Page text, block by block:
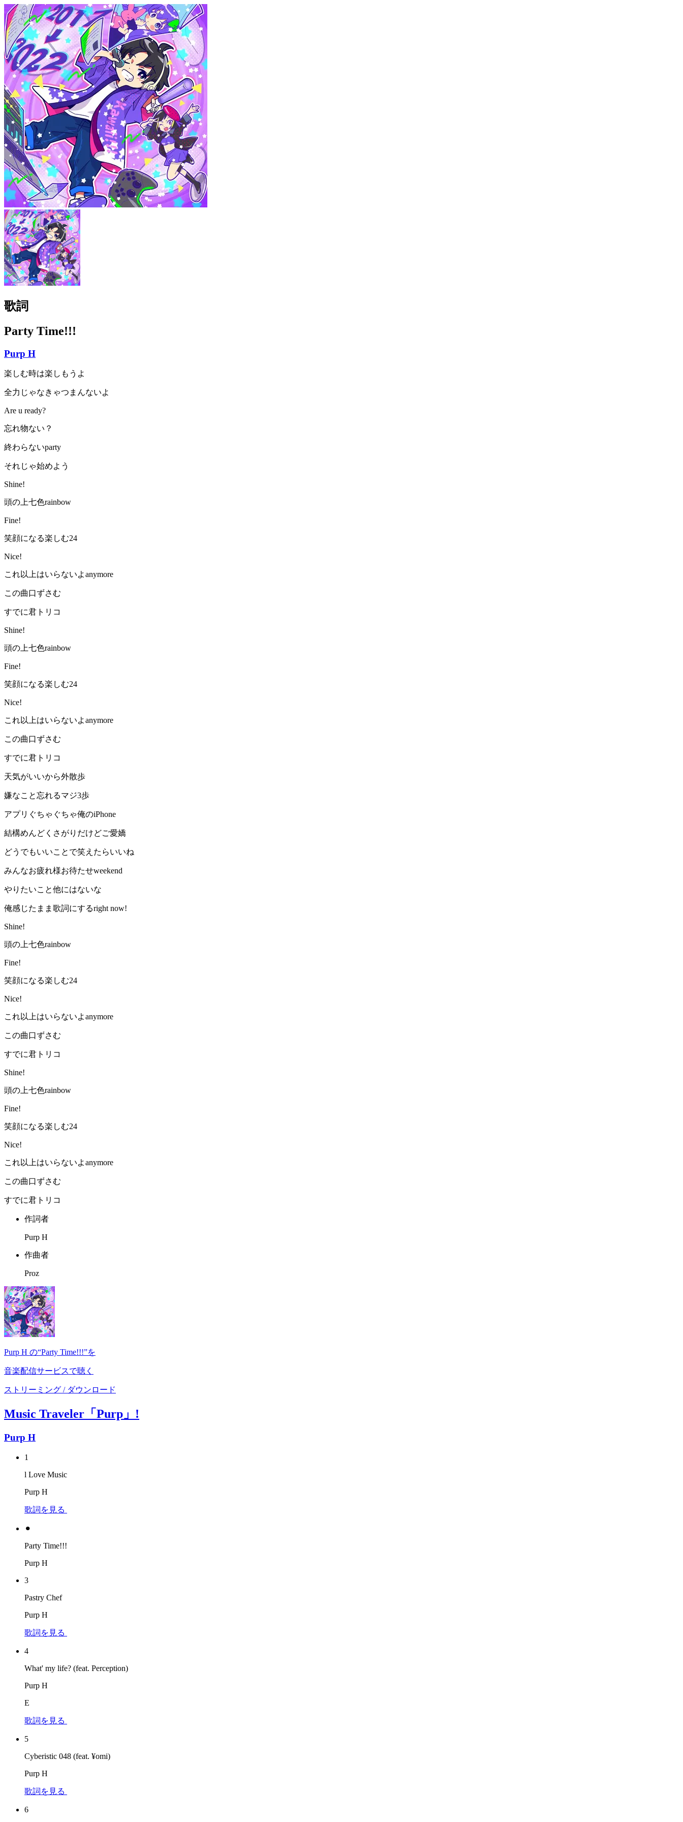
歌詞
Party Time!!!
Purp H
楽しむ時は楽しもうよ
全力じゃなきゃつまんないよ
Are u ready?
忘れ物ない？
終わらないparty
それじゃ始めよう
Shine!
頭の上七色rainbow
Fine!
笑顔になる楽しむ24
Nice!
これ以上はいらないよanymore
この曲口ずさむ
すでに君トリコ
Shine!
頭の上七色rainbow
Fine!
笑顔になる楽しむ24
Nice!
これ以上はいらないよanymore
この曲口ずさむ
すでに君トリコ
天気がいいから外散歩
嫌なこと忘れるマジ3歩
アプリぐちゃぐちゃ俺のiPhone
結構めんどくさがりだけどご愛嬌
どうでもいいことで笑えたらいいね
みんなお疲れ様お待たせweekend
やりたいこと他にはないな
俺感じたまま歌詞にするright now!
Shine!
頭の上七色rainbow
Fine!
笑顔になる楽しむ24
Nice!
これ以上はいらないよanymore
この曲口ずさむ
すでに君トリコ
Shine!
頭の上七色rainbow
Fine!
笑顔になる楽しむ24
Nice!
これ以上はいらないよanymore
この曲口ずさむ
すでに君トリコ
作詞者
Purp H
作曲者
Proz
Purp H の“Party Time!!!”を
音楽配信サービスで聴く
ストリーミング / ダウンロード
Music Traveler「Purp」!
Purp H
1
l Love Music
Purp H
歌詞を見る
⚫︎
Party Time!!!
Purp H
3
Pastry Chef
Purp H
歌詞を見る
4
What' my life? (feat. Perception)
Purp H
E
歌詞を見る
5
Cyberistic 048 (feat. ¥omi)
Purp H
歌詞を見る
6